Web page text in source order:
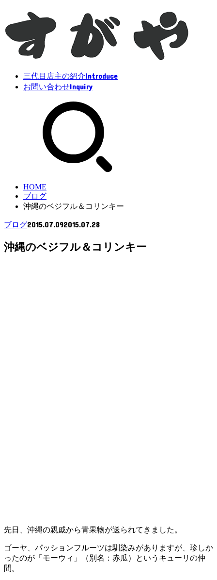
三代目店主の紹介Introduce
お問い合わせInquiry
HOME
ブログ
沖縄のベジフル＆コリンキー
ブログ2015.07.092015.07.28
沖縄のベジフル＆コリンキー
先日、沖縄の親戚から青果物が送られてきました。
ゴーヤ、パッションフルーツは馴染みがありますが、珍しか
ったのが「モーウィ」（別名：赤瓜）というキューリの仲
間。